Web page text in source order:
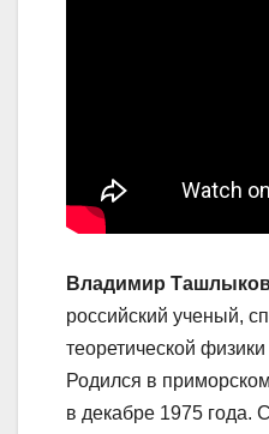
Владимир
российский ученый,
теоретической
Родился в
в декабре 1975 года.